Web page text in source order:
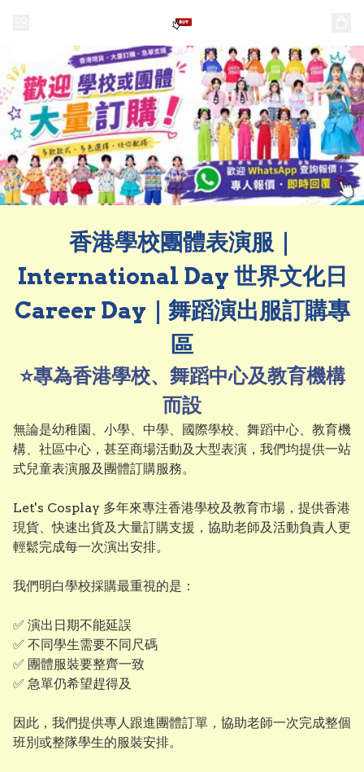
香港學校團體表演服｜
International Day 世界文化日
Career Day｜舞蹈演出服訂購專
區
⭐專為香港學校、舞蹈中心及教育機構
而設
無論是幼稚園、小學、中學、國際學校、舞蹈中心、教育機
構、社區中心，甚至商場活動及大型表演，我們均提供一站
式兒童表演服及團體訂購服務。
Let's Cosplay 多年來專注香港學校及教育市場，提供香港
現貨、快速出貨及大量訂購支援，協助老師及活動負責人更
輕鬆完成每一次演出安排。
我們明白學校採購最重視的是：
✅ 演出日期不能延誤
✅ 不同學生需要不同尺碼
✅ 團體服裝要整齊一致
✅ 急單仍希望趕得及
因此，我們提供專人跟進團體訂單，協助老師一次完成整個
班別或整隊學生的服裝安排。